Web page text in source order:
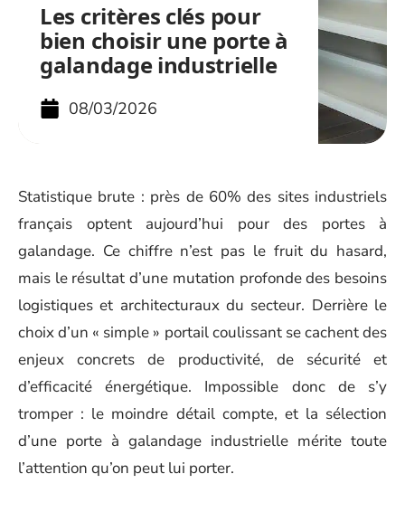
Les critères clés pour
bien choisir une porte à
galandage industrielle
08/03/2026
Statistique brute : près de 60% des sites industriels
français optent aujourd’hui pour des portes à
galandage. Ce chiffre n’est pas le fruit du hasard,
mais le résultat d’une mutation profonde des besoins
logistiques et architecturaux du secteur. Derrière le
choix d’un « simple » portail coulissant se cachent des
enjeux concrets de productivité, de sécurité et
d’efficacité énergétique. Impossible donc de s’y
tromper : le moindre détail compte, et la sélection
d’une porte à galandage industrielle mérite toute
l’attention qu’on peut lui porter.